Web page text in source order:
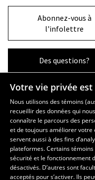
Abonnez-vous à
l'infolettre
Des questions?
La Faculté et ses écoles
Faculté d’aménagement,
École d’art
École supérieure
régional
École d’architecture
École de design
Votre vie privée
Nous utilisons des témoins
recueillir des données qui
connaître le parcours des
et de toujours améliorer votre
servent aussi à des fins
plateformes. Certains
sécurité et le fonctionnement
désactivés. D’autres sont
acceptés pour s’activer. Ils